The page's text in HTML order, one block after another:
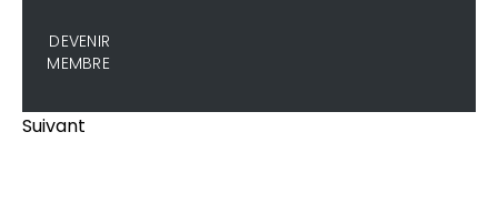
DEVENIR
MEMBRE
Suivant